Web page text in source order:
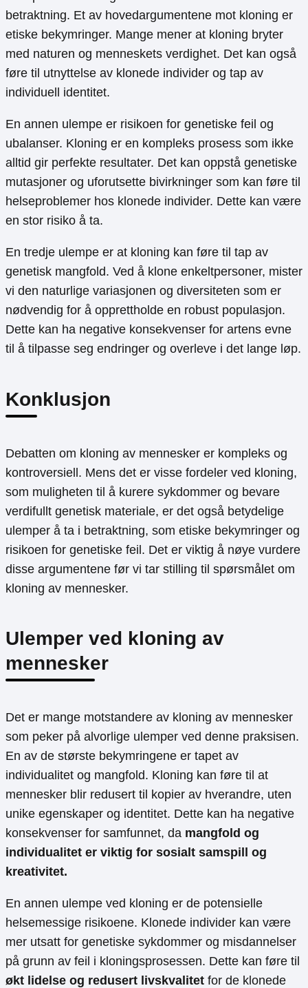
betraktning. Et av hovedargumentene mot kloning er
etiske bekymringer. Mange mener at kloning bryter
med naturen og menneskets verdighet. Det kan også
føre til utnyttelse av klonede individer og tap av
individuell identitet.
En annen ulempe er risikoen for genetiske feil og
ubalanser. Kloning er en kompleks prosess som ikke
alltid gir perfekte resultater. Det kan oppstå genetiske
mutasjoner og uforutsette bivirkninger som kan føre til
helseproblemer hos klonede individer. Dette kan være
en stor risiko å ta.
En tredje ulempe er at kloning kan føre til tap av
genetisk mangfold. Ved å klone enkeltpersoner, mister
vi den naturlige variasjonen og diversiteten som er
nødvendig for å opprettholde en robust populasjon.
Dette kan ha negative konsekvenser for artens evne
til å tilpasse seg endringer og overleve i det lange løp.
Konklusjon
Debatten om kloning av mennesker er kompleks og
kontroversiell. Mens det er visse fordeler ved kloning,
som muligheten til å kurere sykdommer og bevare
verdifullt genetisk materiale, er det også betydelige
ulemper å ta i betraktning, som etiske bekymringer og
risikoen for genetiske feil. Det er viktig å nøye vurdere
disse argumentene før vi tar stilling til spørsmålet om
kloning av mennesker.
Ulemper ved kloning av
mennesker
Det er mange motstandere av kloning av mennesker
som peker på alvorlige ulemper ved denne praksisen.
En av de største bekymringene er tapet av
individualitet og mangfold. Kloning kan føre til at
mennesker blir redusert til kopier av hverandre, uten
unike egenskaper og identitet. Dette kan ha negative
konsekvenser for samfunnet, da mangfold og
individualitet er viktig for sosialt samspill og
kreativitet.
En annen ulempe ved kloning er de potensielle
helsemessige risikoene. Klonede individer kan være
mer utsatt for genetiske sykdommer og misdannelser
på grunn av feil i kloningsprosessen. Dette kan føre til
økt lidelse og redusert livskvalitet for de klonede